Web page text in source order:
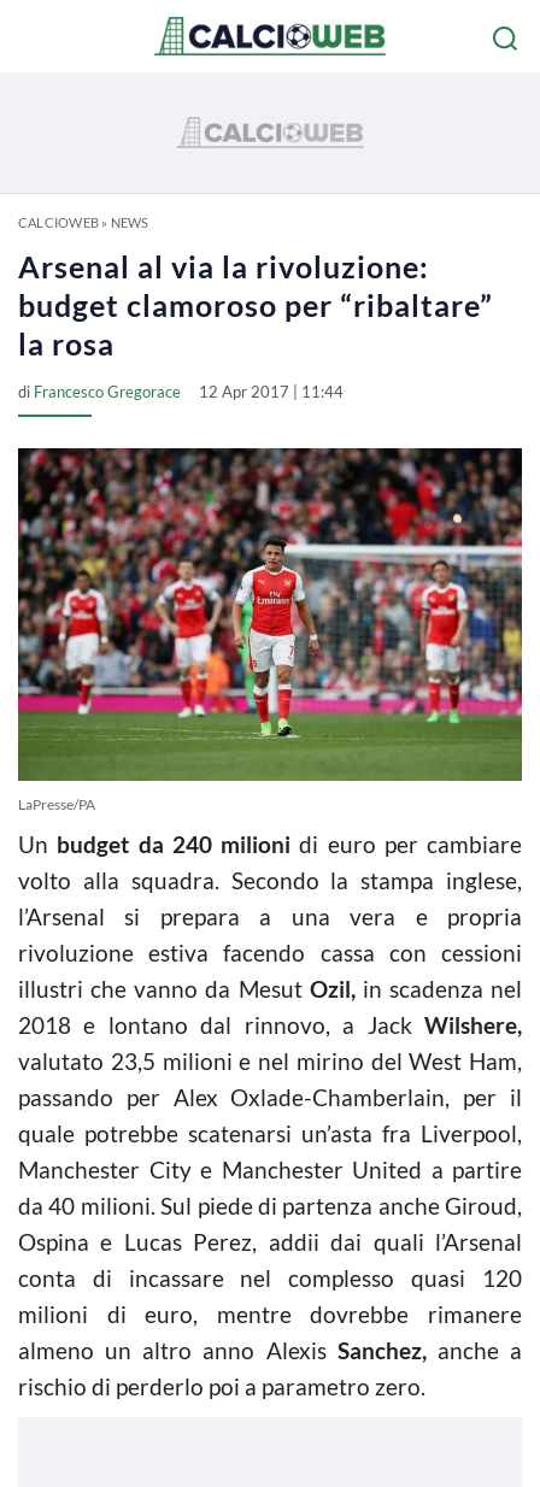
CALCIOWEB» NEWS
Arsenal al via la rivoluzione:
budget clamoroso per “ribaltare”
la rosa
di Francesco Gregorace 12 Apr 2017 | 11:44
LaPresse/PA
Un budget da 240 milioni di euro per cambiare
volto alla squadra. Secondo la stampa inglese,
l’Arsenal si prepara a una vera e propria
rivoluzione estiva facendo cassa con cessioni
illustri che vanno da Mesut Ozil,in scadenza nel
2018 e lontano dal rinnovo, a Jack Wilshere,
valutato 23,5 milioni e nel mirino del West Ham,
passando per Alex Oxlade-Chamberlain, per il
quale potrebbe scatenarsi un’asta fra Liverpool,
Manchester City e Manchester United a partire
da 40 milioni. Sul piede di partenza anche Giroud,
Ospina e Lucas Perez, addii dai quali l’Arsenal
conta di incassare nel complesso quasi 120
milioni di euro, mentre dovrebbe rimanere
almeno un altro anno Alexis Sanchez,anche a
rischio di perderlo poi a parametro zero.